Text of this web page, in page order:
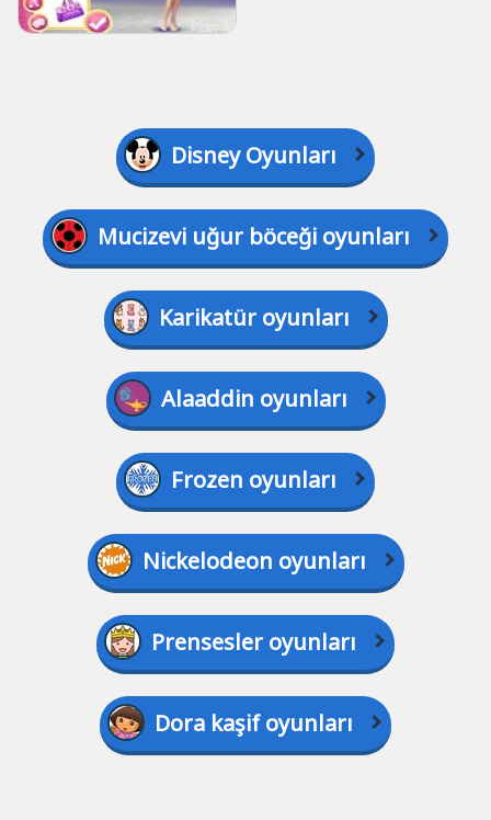
Disney Oyunları
Mucizevi uğur böceği oyunları
Karikatür oyunları
Alaaddin oyunları
Frozen oyunları
Nickelodeon oyunları
Prensesler oyunları
Dora kaşif oyunları